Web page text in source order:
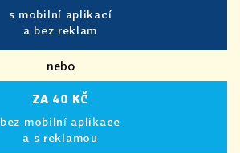
s mobilní aplikací
a bez reklam
nebo
ZA 40 KČ
bez mobilní aplikace
a s reklamou